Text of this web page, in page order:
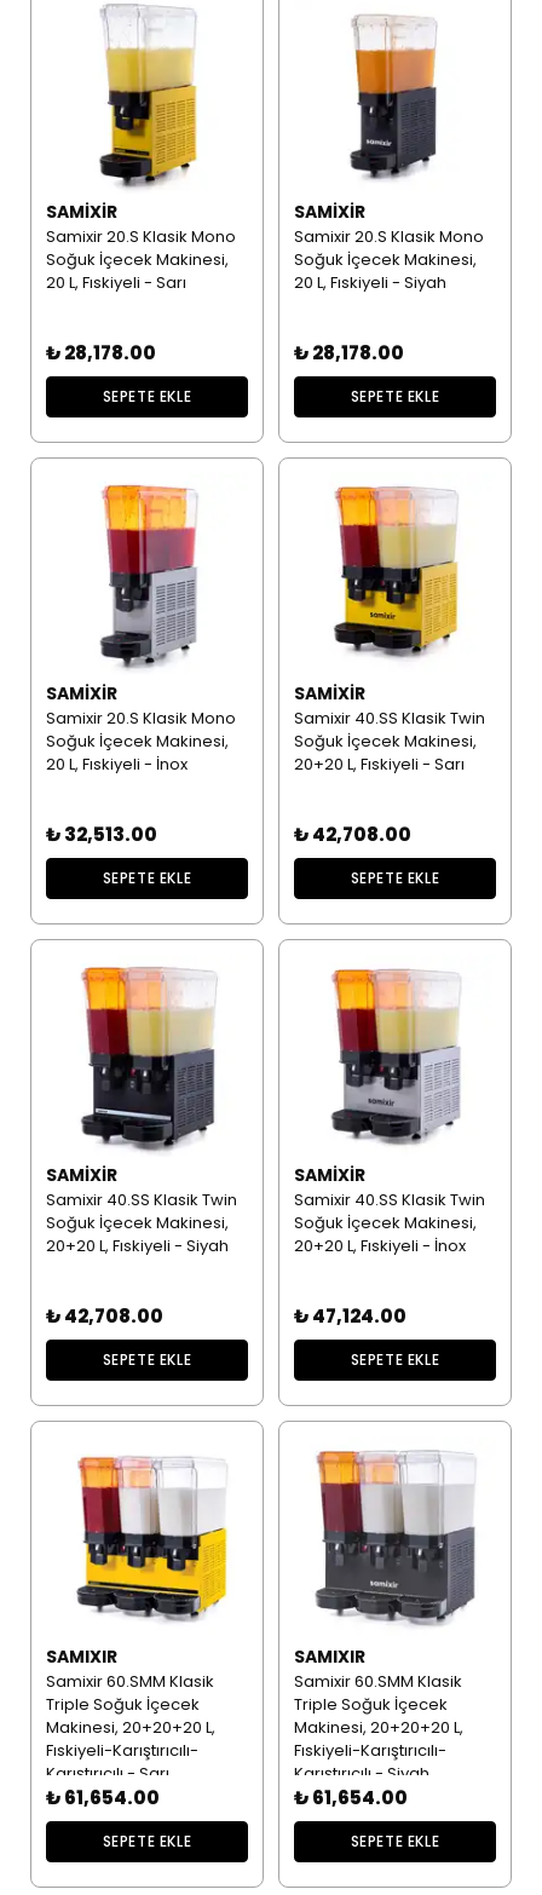
SAMIXIR
Samixir 20.S Klasik Mono
Soğuk İçecek Makinesi,
20 L, Fıskiyeli - Sarı
₺ 28,178.00
SEPETE EKLE
SAMIXIR
Samixir 20.S Klasik Mono
Soğuk İçecek Makinesi,
20 L, Fıskiyeli - Siyah
₺ 28,178.00
SEPETE EKLE
SAMIXIR
Samixir 20.S Klasik Mono
Soğuk İçecek Makinesi,
20 L, Fıskiyeli - İnox
₺ 32,513.00
SEPETE EKLE
SAMIXIR
Samixir 40.SS Klasik Twin
Soğuk İçecek Makinesi,
20+20 L, Fıskiyeli - Sarı
₺ 42,708.00
SEPETE EKLE
SAMIXIR
Samixir 40.SS Klasik Twin
Soğuk İçecek Makinesi,
20+20 L, Fıskiyeli - Siyah
₺ 42,708.00
SEPETE EKLE
SAMIXIR
Samixir 40.SS Klasik Twin
Soğuk İçecek Makinesi,
20+20 L, Fıskiyeli - İnox
₺ 47,124.00
SEPETE EKLE
SAMIXIR
Samixir 60.SMM Klasik
Triple Soğuk İçecek
Makinesi, 20+20+20 L,
Fıskiyeli-Karıştırıcılı-
Karıştırıcılı - Sarı
₺ 61,654.00
SEPETE EKLE
SAMIXIR
Samixir 60.SMM Klasik
Triple Soğuk İçecek
Makinesi, 20+20+20 L,
Fıskiyeli-Karıştırıcılı-
Karıştırıcılı - Siyah
₺ 61,654.00
SEPETE EKLE